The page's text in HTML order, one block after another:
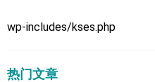
wp-includes/kses.php
热门文章